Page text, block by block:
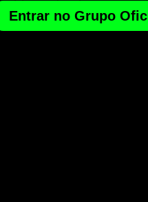
Entrar no Grupo